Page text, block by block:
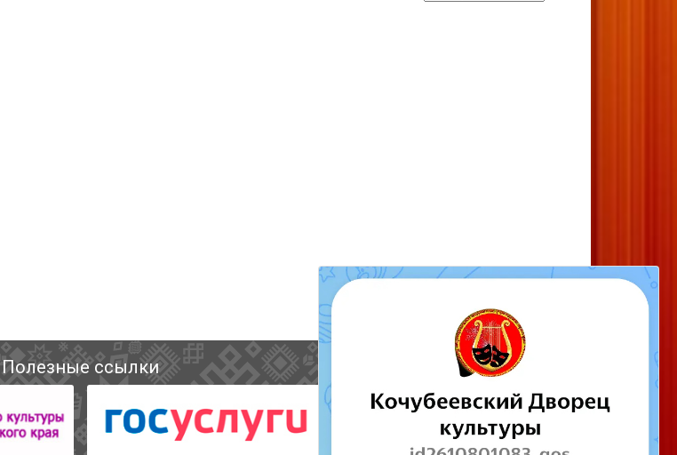
Полезные ссылки